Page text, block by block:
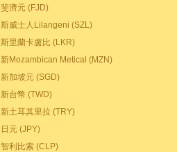
斐濟元 (FJD)
斯威士人Lilangeni (SZL)
斯里蘭卡盧比 (LKR)
新Mozambican Metical (MZN)
新加坡元 (SGD)
新台幣 (TWD)
新土耳其里拉 (TRY)
日元 (JPY)
智利比索 (CLP)